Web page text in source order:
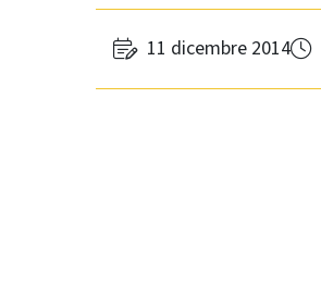
11 dicembre 2014